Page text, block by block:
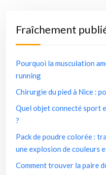
Fraîchement
Pourquoi la musculation
running
Chirurgie du pied à Nice :
Quel objet connecté sport
?
Pack de poudre colorée :
une explosion de couleurs
Comment trouver la paire